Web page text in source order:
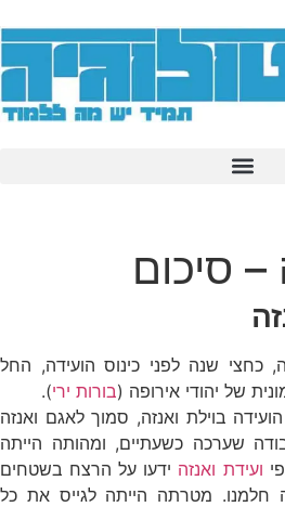
– סיכום
שנה לפני כינוס הועידה, החל
של יהודי אירופה (בורות ירי).
1942, כונסה הועידה בוילת ואנזה, סמוך לאגם ואנזה
שערכה כשעתיים, ומהותה הייתה
ועידת ואנזה ידעו על הרצח בשטחים
חלמנו. מטרתה הייתה לגייס את כל